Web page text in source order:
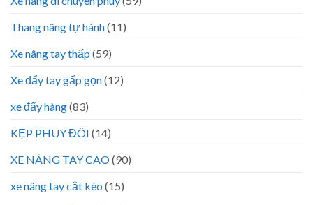
Thang nâng tự hành(11)
Xe nâng tay thấp (59)
Xe đẩy tay gấp gọn(12)
xe đẩy hàng(83)
KẸP PHUY ĐÔI (14)
XE NÂNG TAY CAO(90)
xe nâng tay cắt kéo (15)